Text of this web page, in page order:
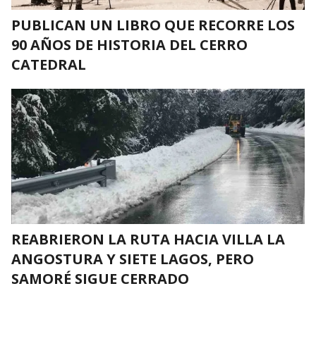
PUBLICAN UN LIBRO QUE RECORRE LOS
90 AÑOS DE HISTORIA DEL CERRO
CATEDRAL
REABRIERON LA RUTA HACIA VILLA LA
ANGOSTURA Y SIETE LAGOS, PERO
SAMORÉ SIGUE CERRADO